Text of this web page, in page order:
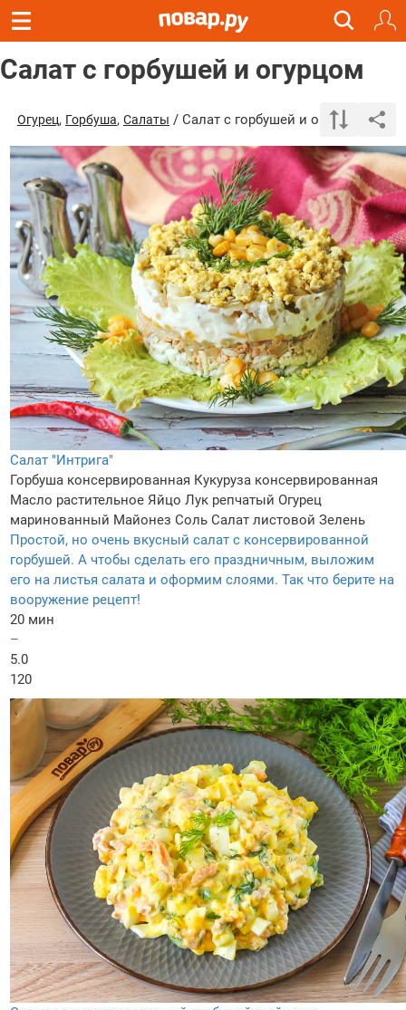
Салат с горбушей и огурцом
Огурец, Горбуша, Салаты / Салат с горбушей и огурцом
Салат "Интрига"
Горбуша консервированная Кукуруза консервированная
Масло растительное Яйцо Лук репчатый Огурец
маринованный Майонез Соль Салат листовой Зелень
Простой, но очень вкусный салат с консервированной
горбушей. А чтобы сделать его праздничным, выложим
его на листья салата и оформим слоями. Так что берите на
вооружение рецепт!
20 мин
–
5.0
120